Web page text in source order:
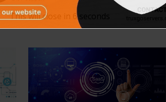
Ago 5, 2026
This will close in 5seconds